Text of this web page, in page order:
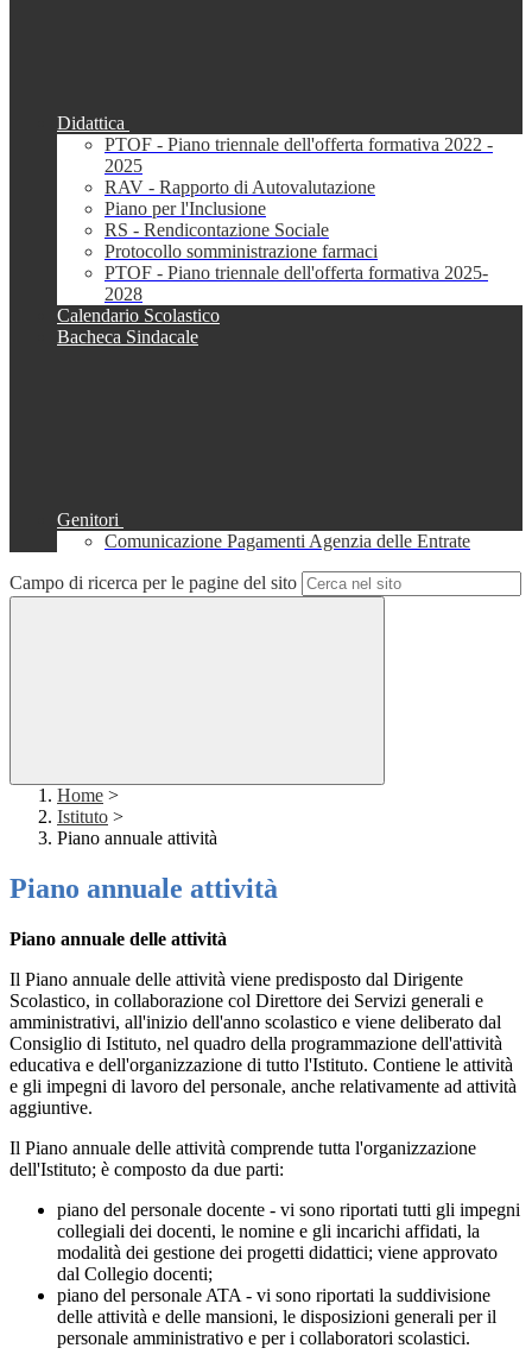
Didattica
PTOF - Piano triennale dell'offerta formativa 2022 -
2025
RAV - Rapporto di Autovalutazione
Piano per l'Inclusione
RS - Rendicontazione Sociale
Protocollo somministrazione farmaci
PTOF - Piano triennale dell'offerta formativa 2025-
2028
Calendario Scolastico
Bacheca Sindacale
Genitori
Comunicazione Pagamenti Agenzia delle Entrate
Campo di ricerca per le pagine del sito
Home >
Istituto >
Piano annuale attività
Piano annuale attività
Piano annuale delle attività
Il Piano annuale delle attività viene predisposto dal Dirigente
Scolastico, in collaborazione col Direttore dei Servizi generali e
amministrativi, all'inizio dell'anno scolastico e viene deliberato dal
Consiglio di Istituto, nel quadro della programmazione dell'attività
educativa e dell'organizzazione di tutto l'Istituto. Contiene le attività
e gli impegni di lavoro del personale, anche relativamente ad attività
aggiuntive.
Il Piano annuale delle attività comprende tutta l'organizzazione
dell'Istituto; è composto da due parti:
piano del personale docente - vi sono riportati tutti gli impegni
collegiali dei docenti, le nomine e gli incarichi affidati, la
modalità dei gestione dei progetti didattici; viene approvato
dal Collegio docenti;
piano del personale ATA - vi sono riportati la suddivisione
delle attività e delle mansioni, le disposizioni generali per il
personale amministrativo e per i collaboratori scolastici.